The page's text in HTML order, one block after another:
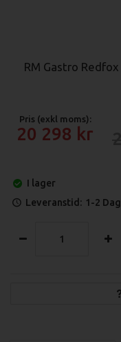
RM Gastro
Pris (exkl moms):
20 298
I lager
Leveranstid: 1-2